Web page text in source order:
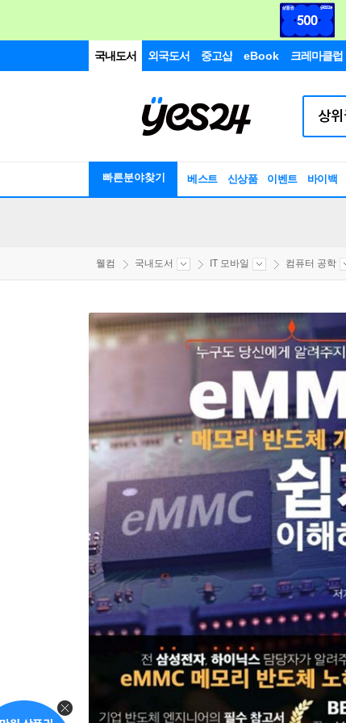
국내도서 외국도서 중고샵 eBook 크레마클럽
빠른분야찾기 베스트 신상품 이벤트 바이백
웰컴 국내도서 IT 모바일 컴퓨터 공학